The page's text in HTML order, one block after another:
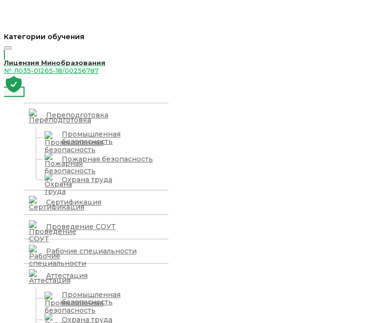
Категории обучения
Лицензия Минобразования
№ Л035-01265-18/00256787
Переподготовка
Промышленная
безопасность
Пожарная безопасность
Охрана труда
Сертификация
Проведение СОУТ
Рабочие специальности
Аттестация
Промышленная
безопасность
Охрана труда